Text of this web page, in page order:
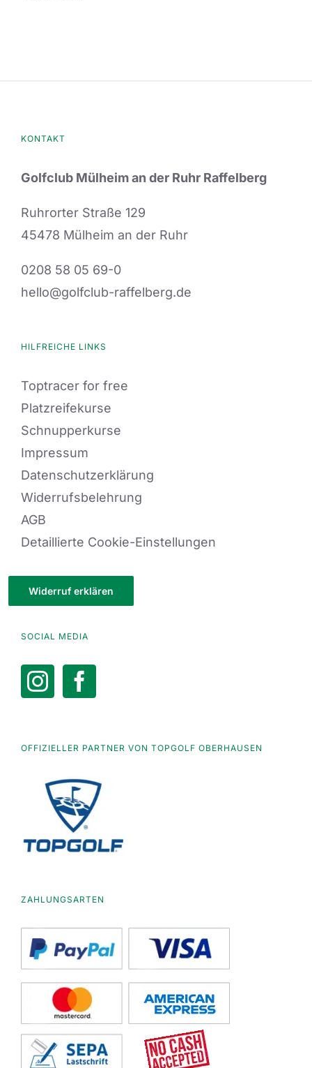
KONTAKT
Golfclub Mülheim an der Ruhr Raffelberg
Ruhrorter Straße 129
45478 Mülheim an der Ruhr
0208 58 05 69-0
hello@golfclub-raffelberg.de
HILFREICHE LINKS
Toptracer for free
Platzreifekurse
Schnupperkurse
Impressum
Datenschutzerklärung
Widerrufsbelehrung
AGB
Detaillierte Cookie-Einstellungen
Widerruf erklären
SOCIAL MEDIA
OFFIZIELLER PARTNER VON TOPGOLF OBERHAUSEN
ZAHLUNGSARTEN